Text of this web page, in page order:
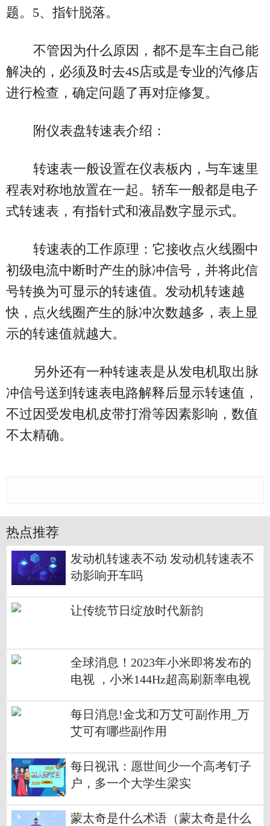
题。5、指针脱落。
不管因为什么原因，都不是车主自己能
解决的，必须及时去4S店或是专业的汽修店
进行检查，确定问题了再对症修复。
附仪表盘转速表介绍：
转速表一般设置在仪表板内，与车速里
程表对称地放置在一起。轿车一般都是电子
式转速表，有指针式和液晶数字显示式。
转速表的工作原理：它接收点火线圈中
初级电流中断时产生的脉冲信号，并将此信
号转换为可显示的转速值。发动机转速越
快，点火线圈产生的脉冲次数越多，表上显
示的转速值就越大。
另外还有一种转速表是从发电机取出脉
冲信号送到转速表电路解释后显示转速值，
不过因受发电机皮带打滑等因素影响，数值
不太精确。
热点推荐
发动机转速表不动 发动机转速表不
动影响开车吗
让传统节日绽放时代新韵
全球消息！2023年小米即将发布的
电视 ，小米144Hz超高刷新率电视
每日消息!金戈和万艾可副作用_万
艾可有哪些副作用
每日视讯：愿世间少一个高考钉子
户，多一个大学生梁实
蒙太奇是什么术语（蒙太奇是什么